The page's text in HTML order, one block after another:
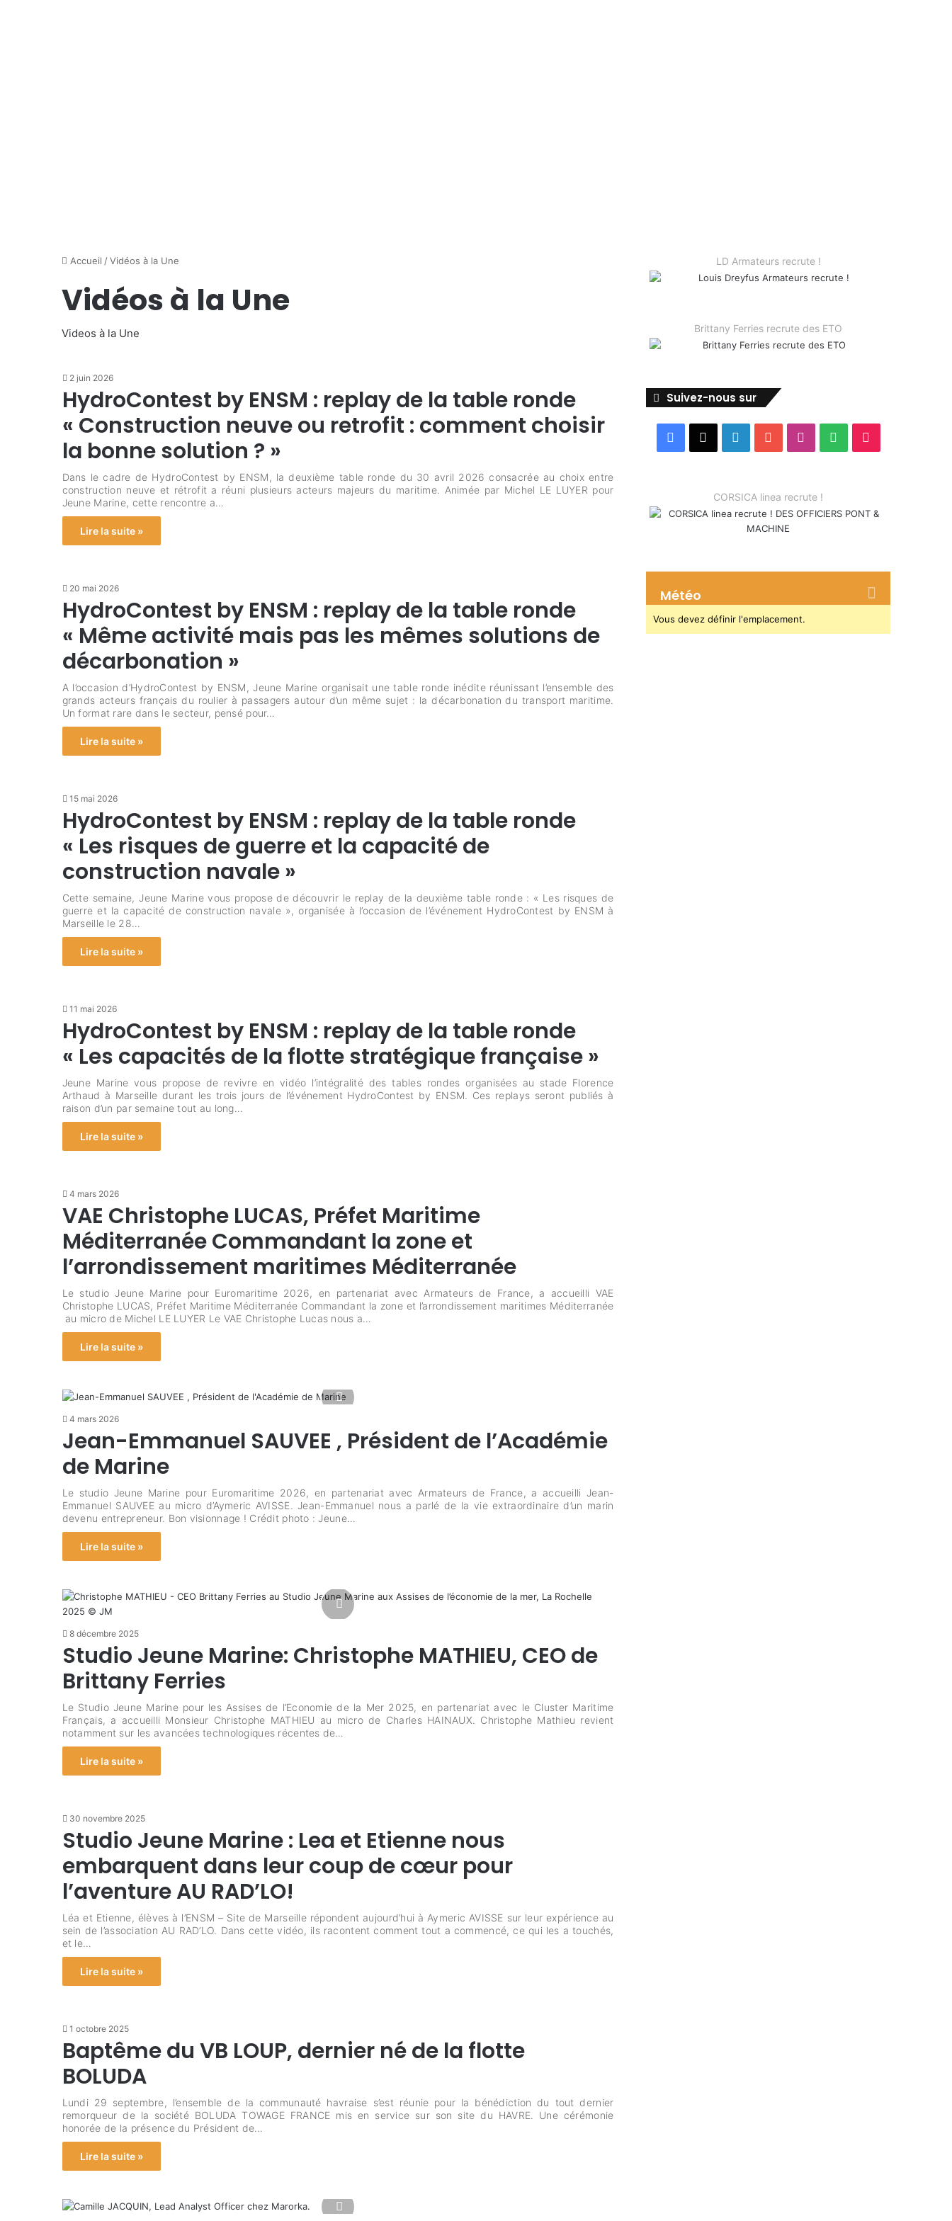
Accueil /Vidéos à la Une
Vidéos à la Une
Videos à la Une
2 juin 2026
HydroContest by ENSM : replay de la table ronde
« Construction neuve ou retrofit : comment choisir
la bonne solution ? »
Dans le cadre de HydroContest by ENSM, la deuxième table ronde du 30 avril 2026 consacrée au choix entre
construction neuve et rétrofit a réuni plusieurs acteurs majeurs du maritime. Animée par Michel LE LUYER pour
Jeune Marine, cette rencontre a…
Lire la suite »
20 mai 2026
HydroContest by ENSM : replay de la table ronde
« Même activité mais pas les mêmes solutions de
décarbonation »
A l’occasion d’HydroContest by ENSM, Jeune Marine organisait une table ronde inédite réunissant l’ensemble des
grands acteurs français du roulier à passagers autour d’un même sujet : la décarbonation du transport maritime.
Un format rare dans le secteur, pensé pour…
Lire la suite »
15 mai 2026
HydroContest by ENSM : replay de la table ronde
« Les risques de guerre et la capacité de
construction navale »
Cette semaine, Jeune Marine vous propose de découvrir le replay de la deuxième table ronde : « Les risques de
guerre et la capacité de construction navale », organisée à l’occasion de l’événement HydroContest by ENSM à
Marseille le 28…
Lire la suite »
11 mai 2026
HydroContest by ENSM : replay de la table ronde
« Les capacités de la flotte stratégique française »
Jeune Marine vous propose de revivre en vidéo l’intégralité des tables rondes organisées au stade Florence
Arthaud à Marseille durant les trois jours de l’événement HydroContest by ENSM. Ces replays seront publiés à
raison d’un par semaine tout au long…
Lire la suite »
4 mars 2026
VAE Christophe LUCAS, Préfet Maritime
Méditerranée Commandant la zone et
l’arrondissement maritimes Méditerranée
Le studio Jeune Marine pour Euromaritime 2026, en partenariat avec Armateurs de France, a accueilli VAE
Christophe LUCAS, Préfet Maritime Méditerranée Commandant la zone et l’arrondissement maritimes Méditerranée
au micro de Michel LE LUYER Le VAE Christophe Lucas nous a…
Lire la suite »
4 mars 2026
Jean-Emmanuel SAUVEE , Président de l’Académie
de Marine
Le studio Jeune Marine pour Euromaritime 2026, en partenariat avec Armateurs de France, a accueilli Jean-
Emmanuel SAUVEE au micro d’Aymeric AVISSE. Jean-Emmanuel nous a parlé de la vie extraordinaire d’un marin
devenu entrepreneur. Bon visionnage ! Crédit photo : Jeune…
Lire la suite »
8 décembre 2025
Studio Jeune Marine: Christophe MATHIEU, CEO de
Brittany Ferries
Le Studio Jeune Marine pour les Assises de l’Economie de la Mer 2025, en partenariat avec le Cluster Maritime
Français, a accueilli Monsieur Christophe MATHIEU au micro de Charles HAINAUX. Christophe Mathieu revient
notamment sur les avancées technologiques récentes de…
Lire la suite »
30 novembre 2025
Studio Jeune Marine : Lea et Etienne nous
embarquent dans leur coup de cœur pour
l’aventure AU RAD’LO!
Léa et Etienne, élèves à l’ENSM – Site de Marseille répondent aujourd’hui à Aymeric AVISSE sur leur expérience au
sein de l’association AU RAD’LO. Dans cette vidéo, ils racontent comment tout a commencé, ce qui les a touchés,
et le…
Lire la suite »
1 octobre 2025
Baptême du VB LOUP, dernier né de la flotte
BOLUDA
Lundi 29 septembre, l’ensemble de la communauté havraise s’est réunie pour la bénédiction du tout dernier
remorqueur de la société BOLUDA TOWAGE FRANCE mis en service sur son site du HAVRE. Une cérémonie
honorée de la présence du Président de…
Lire la suite »
LD Armateurs recrute !
Brittany Ferries recrute des ETO
Suivez-nous sur
Facebook LinkedinYouTubeInstagram
Spotify
CORSICA linea recrute !
Météo
Vous devez définir l'emplacement.